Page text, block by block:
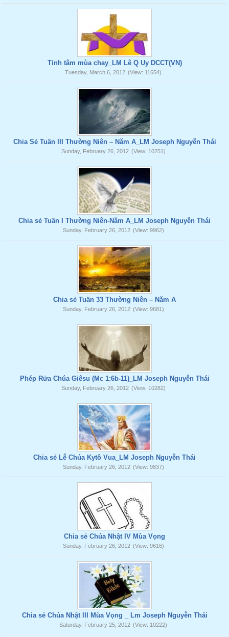
Tỉnh tâm mùa chay_LM Lê Q Uy DCCT(VN)
Tuesday, March 6, 2012 (View: 11654)
Chia Sẻ Tuần III Thường Niên – Năm A_LM Joseph Nguyễn Thái
Sunday, February 26, 2012 (View: 10251)
Chia sẻ Tuần I Thường Niên-Năm A_LM Joseph Nguyễn Thái
Sunday, February 26, 2012 (View: 9962)
Chia sẻ Tuần 33 Thường Niên – Năm A
Sunday, February 26, 2012 (View: 9681)
Phép Rửa Chúa Giêsu (Mc 1:6b-11)_LM Joseph Nguyễn Thái
Sunday, February 26, 2012 (View: 10282)
Chia sẻ Lễ Chúa Kytô Vua_LM Joseph Nguyễn Thái
Sunday, February 26, 2012 (View: 9837)
Chia sẻ Chúa Nhật IV Mùa Vọng
Sunday, February 26, 2012 (View: 9616)
Chia sẻ Chúa Nhật III Mùa Vọng _ Lm Joseph Nguyễn Thái
Saturday, February 25, 2012 (View: 10222)